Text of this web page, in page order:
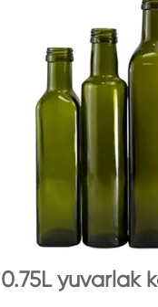
0.75L yuvarlak